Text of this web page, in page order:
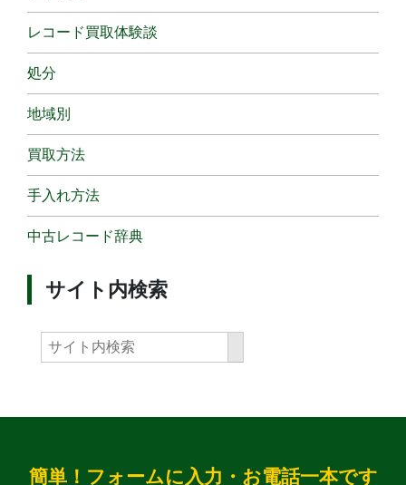
レコード買取体験談
処分
地域別
買取方法
手入れ方法
中古レコード辞典
サイト内検索
簡単！フォームに入力・お電話一本です